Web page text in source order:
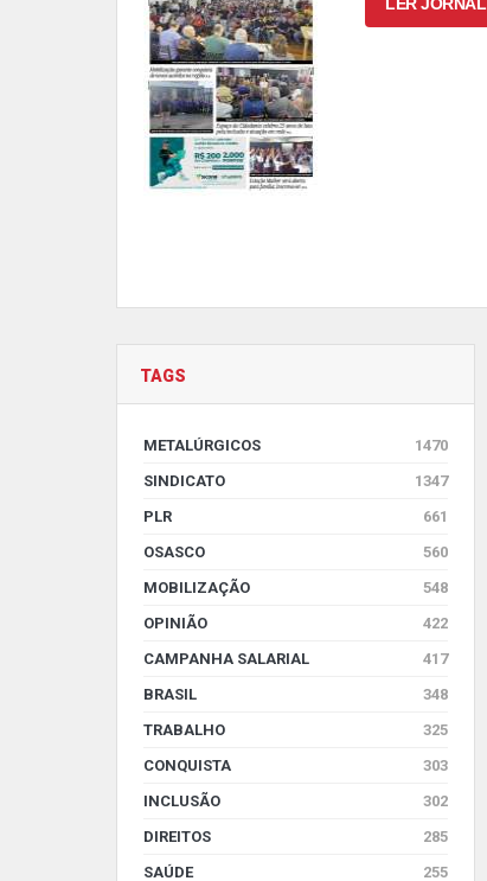
TAGS
METALÚRGICOS
1470
SINDICATO
1347
PLR
661
OSASCO
560
MOBILIZAÇÃO
548
OPINIÃO
422
CAMPANHA SALARIAL
417
BRASIL
348
TRABALHO
325
CONQUISTA
303
INCLUSÃO
302
DIREITOS
285
SAÚDE
255